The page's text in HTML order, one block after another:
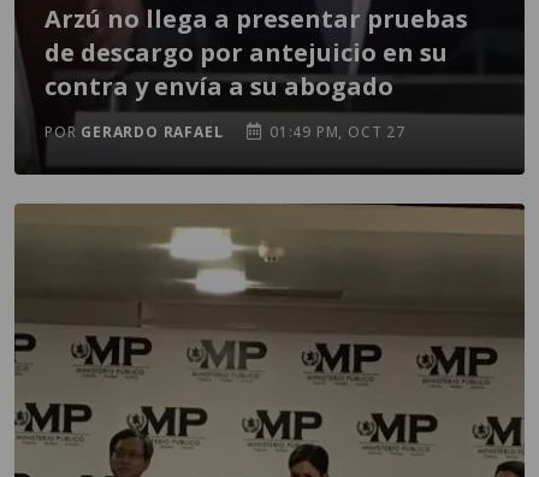
Arzú no llega a presentar pruebas
de descargo por antejuicio en su
contra y envía a su abogado
POR GERARDO RAFAEL 01:49 PM, OCT 27